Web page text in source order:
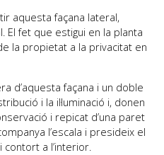
aquesta façana lateral,
El fet que estigui en la planta
la propietat a la privacitat en
d’aquesta façana i un doble
i la il·luminació i, donen
i repicat d’una paret
l’escala i presideix el
a l’interior.